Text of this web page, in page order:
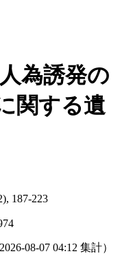
為誘発の
関する遺
187-223
2026-08-07 04:12 集計）